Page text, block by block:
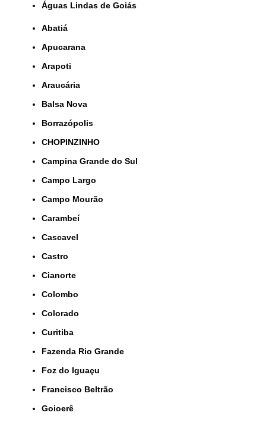
Águas Lindas de Goiás
Abatiá
Apucarana
Arapoti
Araucária
Balsa Nova
Borrazópolis
CHOPINZINHO
Campina Grande do Sul
Campo Largo
Campo Mourão
Carambeí
Cascavel
Castro
Cianorte
Colombo
Colorado
Curitiba
Fazenda Rio Grande
Foz do Iguaçu
Francisco Beltrão
Goioerê